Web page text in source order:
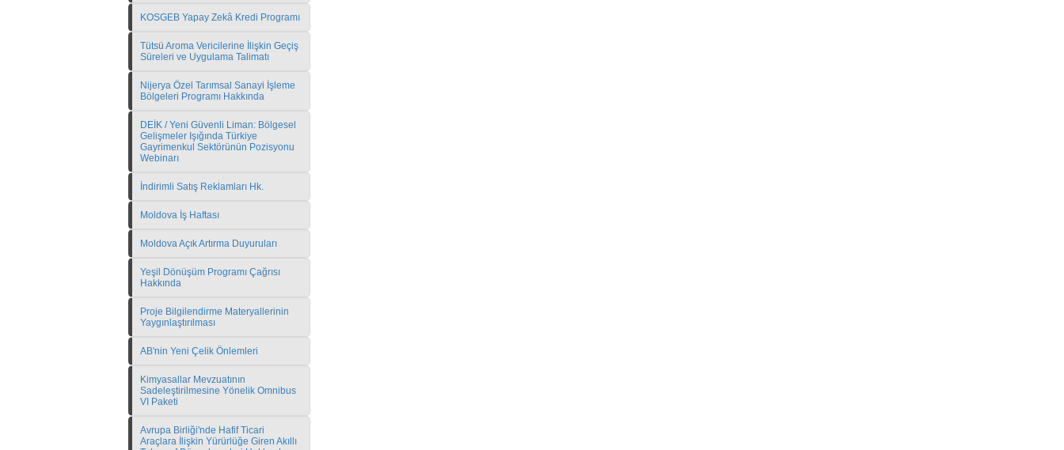
KOSGEB Yapay Zekâ Kredi Programı
Tütsü Aroma Vericilerine İlişkin Geçiş
Süreleri ve Uygulama Talimatı
Nijerya Özel Tarımsal Sanayi İşleme
Bölgeleri Programı Hakkında
DEİK / Yeni Güvenli Liman: Bölgesel
Gelişmeler Işığında Türkiye
Gayrimenkul Sektörünün Pozisyonu
Webinarı
İndirimli Satış Reklamları Hk.
Moldova İş Haftası
Moldova Açık Artırma Duyuruları
Yeşil Dönüşüm Programı Çağrısı
Hakkında
Proje Bilgilendirme Materyallerinin
Yaygınlaştırılması
AB'nin Yeni Çelik Önlemleri
Kimyasallar Mevzuatının
Sadeleştirilmesine Yönelik Omnibus
VI Paketi
Avrupa Birliği'nde Hafif Ticari
Araçlara İlişkin Yürürlüğe Giren Akıllı